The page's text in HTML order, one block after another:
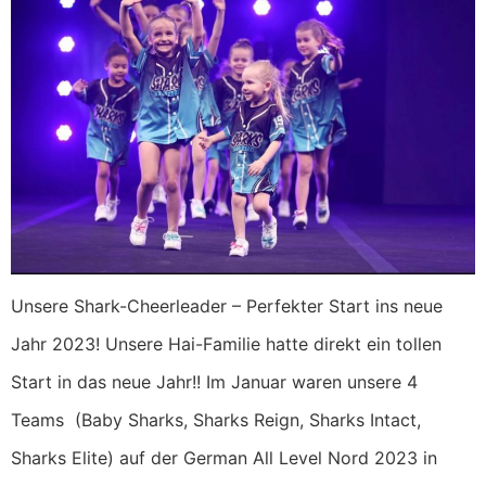
Unsere Shark-Cheerleader – Perfekter Start ins neue
Jahr 2023! Unsere Hai-Familie hatte direkt ein tollen
Start in das neue Jahr!! Im Januar waren unsere 4
Teams (Baby Sharks, Sharks Reign, Sharks Intact,
Sharks Elite) auf der German All Level Nord 2023 in